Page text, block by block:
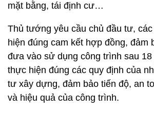
mặt bằng, tái định cư…
Thủ tướng yêu cầu chủ đầu tư,
hiện đúng cam kết hợp đồng, đảm
đưa vào sử dụng công trình sau 18
thực hiện đúng các quy định của
tư xây dựng, đảm bảo tiến độ, an
và hiệu quả của công trình.